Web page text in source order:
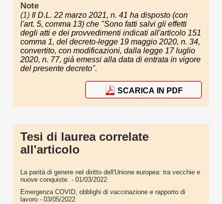
Note
(1) Il D.L. 22 marzo 2021, n. 41 ha disposto (con
l'art. 5, comma 13) che "Sono fatti salvi gli effetti
degli atti e dei provvedimenti indicati all'articolo 151
comma 1, del decreto-legge 19 maggio 2020, n. 34,
convertito, con modificazioni, dalla legge 17 luglio
2020, n. 77, già emessi alla data di entrata in vigore
del presente decreto".
SCARICA IN PDF
Tesi di laurea correlate
all'articolo
La parità di genere nel diritto dell'Unione europea: tra vecchie e
nuove conquiste. - 01/03/2022
Emergenza COVID, obblighi di vaccinazione e rapporto di
lavoro - 03/05/2022